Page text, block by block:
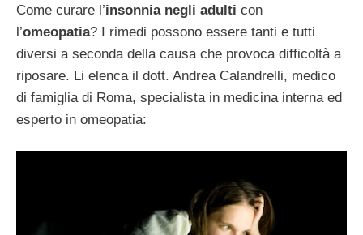
Come curare l’insonnia negli adulti con
l’omeopatia? I rimedi possono essere tanti e tutti
diversi a seconda della causa che provoca difficoltà a
riposare. Li elenca il dott. Andrea Calandrelli, medico
di famiglia di Roma, specialista in medicina interna ed
esperto in omeopatia: